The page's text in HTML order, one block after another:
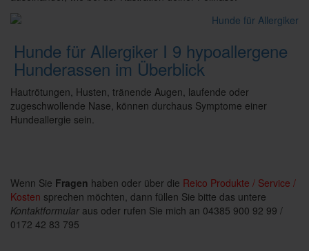
Hunde für Allergiker I 9 hypoallergene
Hunderassen im Überblick
Hautrötungen, Husten, tränende Augen, laufende oder
zugeschwollende Nase, können durchaus Symptome einer
Hundeallergie sein.
Wenn Sie Fragen haben oder über die Reico Produkte / Service /
Kosten sprechen möchten, dann füllen Sie bitte das untere
Kontaktformular aus oder rufen Sie mich an 04385 900 92 99 /
0172 42 83 795